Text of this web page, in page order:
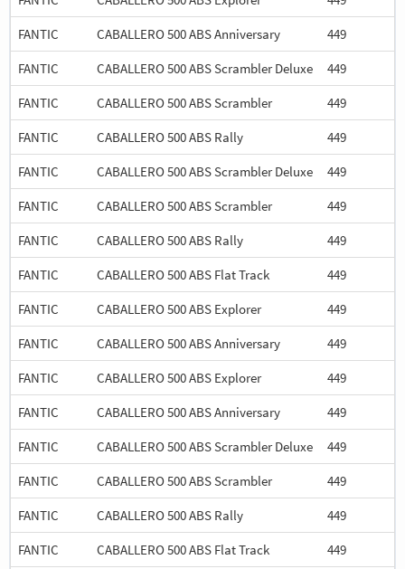
FANTIC
CABALLERO 500 ABS Anniversary
449
FANTIC
CABALLERO 500 ABS Scrambler Deluxe
449
FANTIC
CABALLERO 500 ABS Scrambler
449
FANTIC
CABALLERO 500 ABS Rally
449
FANTIC
CABALLERO 500 ABS Scrambler Deluxe
449
FANTIC
CABALLERO 500 ABS Scrambler
449
FANTIC
CABALLERO 500 ABS Rally
449
FANTIC
CABALLERO 500 ABS Flat Track
449
FANTIC
CABALLERO 500 ABS Explorer
449
FANTIC
CABALLERO 500 ABS Anniversary
449
FANTIC
CABALLERO 500 ABS Explorer
449
FANTIC
CABALLERO 500 ABS Anniversary
449
FANTIC
CABALLERO 500 ABS Scrambler Deluxe
449
FANTIC
CABALLERO 500 ABS Scrambler
449
FANTIC
CABALLERO 500 ABS Rally
449
FANTIC
CABALLERO 500 ABS Flat Track 449